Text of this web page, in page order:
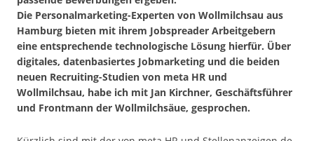
Die Personalmarketing-Experten von Wollmilchsau aus
Hamburg bieten mit ihrem Jobspreader Arbeitgebern
eine entsprechende technologische Lösung hierfür. Über
digitales, datenbasiertes Jobmarketing und die beiden
neuen Recruiting-Studien von meta HR und
Wollmilchsau, habe ich mit Jan Kirchner, Geschäftsführer
und Frontmann der Wollmilchsäue, gesprochen.